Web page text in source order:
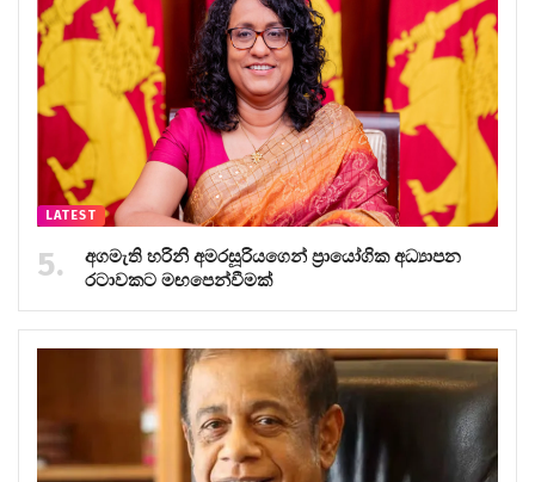
LATEST
අගමැති හරිනි අමරසූරියගෙන් ප්‍රායෝගික අධ්‍යාපන
රටාවකට මඟපෙන්වීමක්